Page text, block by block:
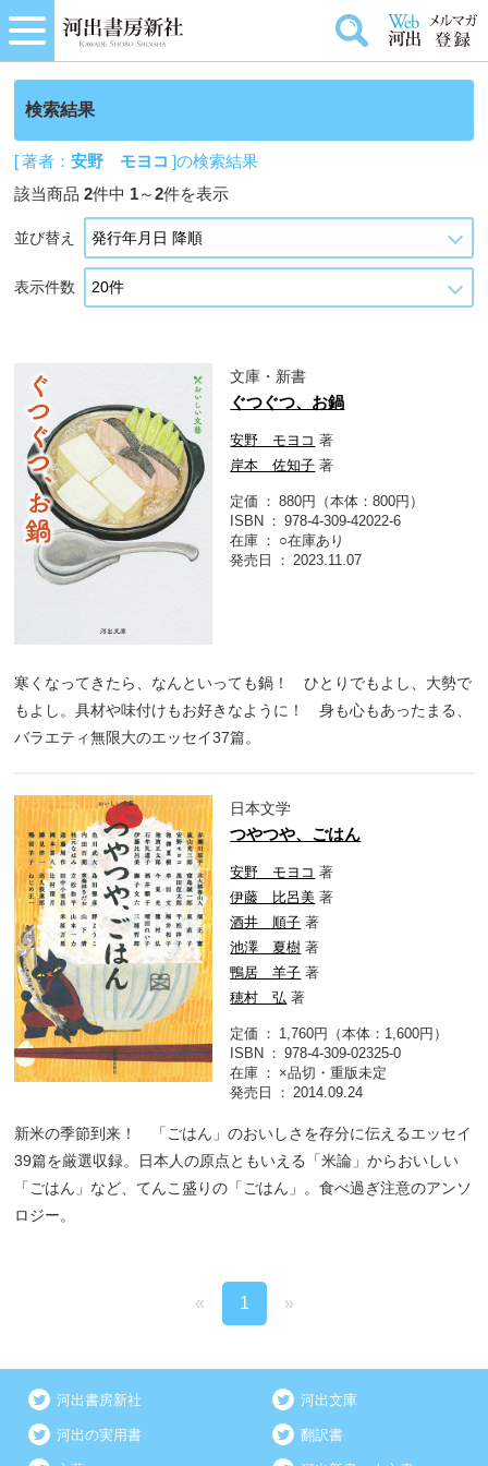
検索結果
[ 著者：安野 モヨコ ]の検索結果
該当商品2件中 1～2件を表示
並び替え
表示件数
文庫・新書
ぐつぐつ、お鍋
安野 モヨコ 著
岸本 佐知子 著
定価
880円（本体：800円）
ISBN
978-4-309-42022-6
在庫
○在庫あり
発売日
2023.11.07
寒くなってきたら、なんといっても鍋！ ひとりでもよし、大勢で
もよし。具材や味付けもお好きなように！ 身も心もあったまる、
バラエティ無限大のエッセイ37篇。
日本文学
つやつや、ごはん
安野 モヨコ 著
伊藤 比呂美 著
酒井 順子 著
池澤 夏樹 著
鴨居 羊子 著
穂村 弘 著
定価
1,760円（本体：1,600円）
ISBN
978-4-309-02325-0
在庫
×品切・重版未定
発売日
2014.09.24
新米の季節到来！ 「ごはん」のおいしさを存分に伝えるエッセイ
39篇を厳選収録。日本人の原点ともいえる「米論」からおいしい
「ごはん」など、てんこ盛りの「ごはん」。食べ過ぎ注意のアンソ
ロジー。
« 1 »
河出書房新社 河出文庫
河出の実用書 翻訳書